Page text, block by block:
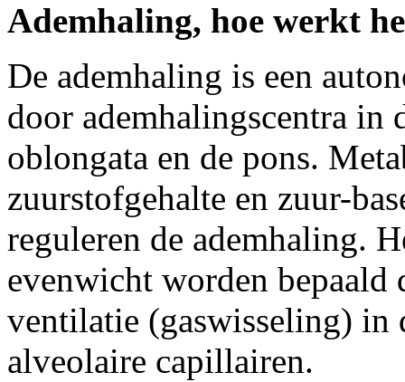
Ademhaling, hoe werkt
De ademhaling is een
door ademhalingscentra in
oblongata en de pons.
zuurstofgehalte en zuur-
reguleren de ademhaling.
evenwicht worden bepaald
ventilatie (gaswisseling) in
alveolaire capillairen.